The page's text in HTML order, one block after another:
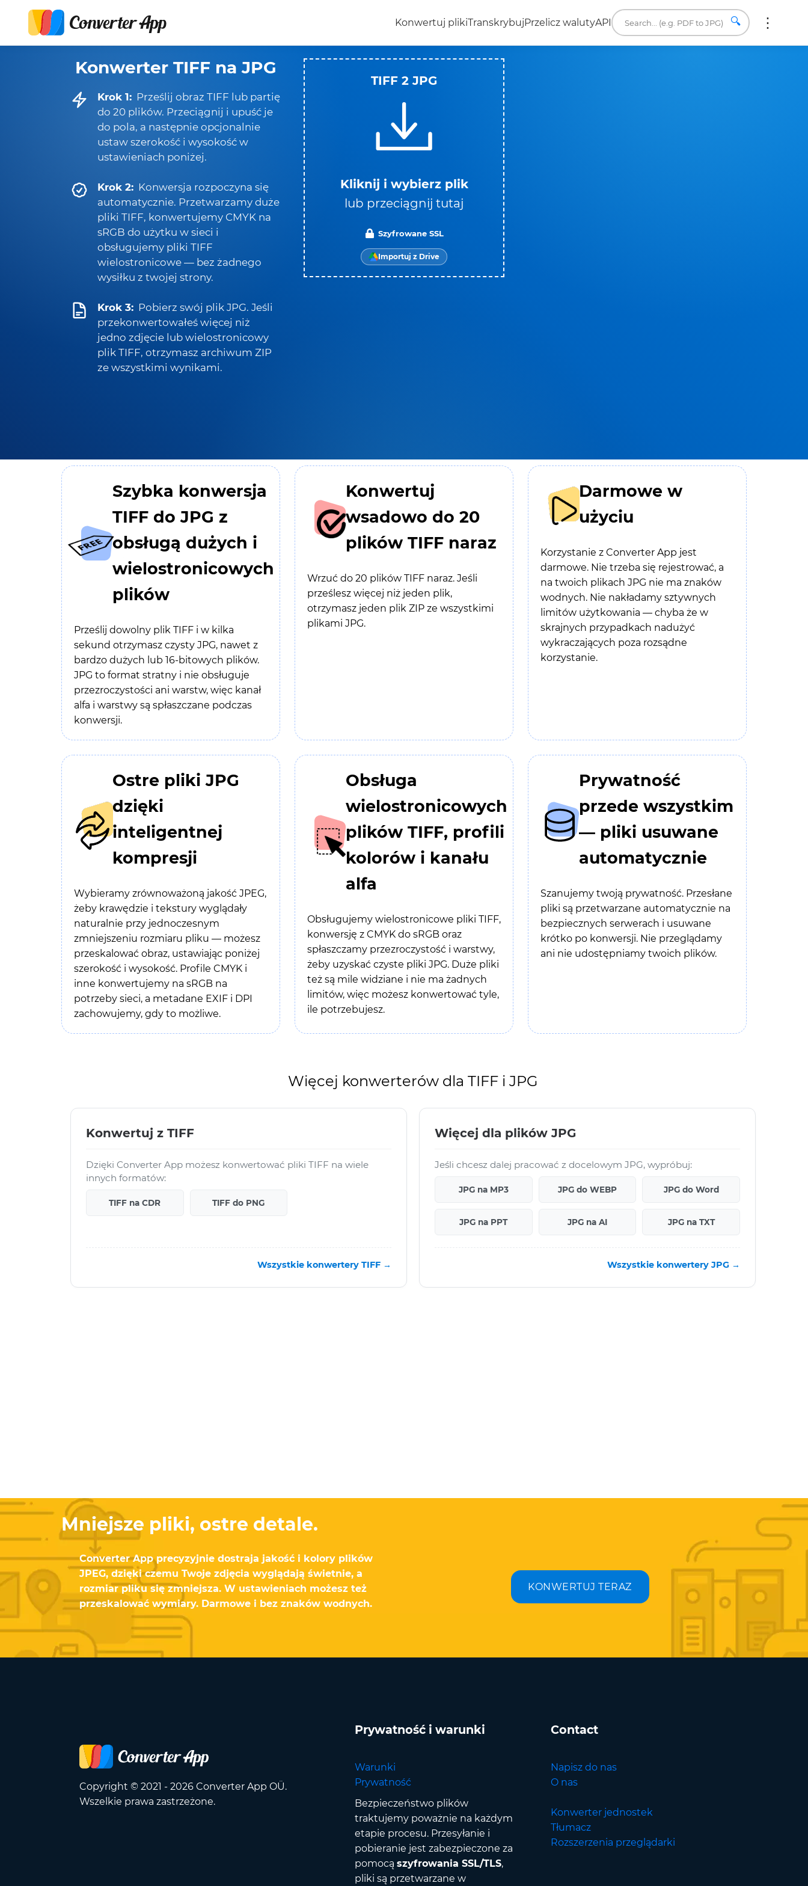
Konwertuj plikiTranskrybujPrzelicz walutyAPI 🔍
Konwerter TIFF na JPG
Krok 1: Prześlij obraz TIFF lub partię
do 20 plików. Przeciągnij i upuść je
do pola, a następnie opcjonalnie
ustaw szerokość i wysokość w
ustawieniach poniżej.
Krok 2: Konwersja rozpoczyna się
automatycznie. Przetwarzamy duże
pliki TIFF, konwertujemy CMYK na
sRGB do użytku w sieci i
obsługujemy pliki TIFF
wielostronicowe — bez żadnego
wysiłku z twojej strony.
Krok 3: Pobierz swój plik JPG. Jeśli
przekonwertowałeś więcej niż
jedno zdjęcie lub wielostronicowy
plik TIFF, otrzymasz archiwum ZIP
ze wszystkimi wynikami.
TIFF 2 JPG
Kliknij i wybierz plik
lub przeciągnij tutaj
Szyfrowane SSL
Importuj z Drive
Szybka konwersja
TIFF do JPG z
obsługą dużych i
wielostronicowych
plików
Prześlij dowolny plik TIFF i w kilka
sekund otrzymasz czysty JPG, nawet z
bardzo dużych lub 16-bitowych plików.
JPG to format stratny i nie obsługuje
przezroczystości ani warstw, więc kanał
alfa i warstwy są spłaszczane podczas
konwersji.
Konwertuj
wsadowo do 20
plików TIFF naraz
Wrzuć do 20 plików TIFF naraz. Jeśli
prześlesz więcej niż jeden plik,
otrzymasz jeden plik ZIP ze wszystkimi
plikami JPG.
Darmowe w
użyciu
Korzystanie z Converter App jest
darmowe. Nie trzeba się rejestrować, a
na twoich plikach JPG nie ma znaków
wodnych. Nie nakładamy sztywnych
limitów użytkowania — chyba że w
skrajnych przypadkach nadużyć
wykraczających poza rozsądne
korzystanie.
Ostre pliki JPG
dzięki
inteligentnej
kompresji
Wybieramy zrównoważoną jakość JPEG,
żeby krawędzie i tekstury wyglądały
naturalnie przy jednoczesnym
zmniejszeniu rozmiaru pliku — możesz
przeskalować obraz, ustawiając poniżej
szerokość i wysokość. Profile CMYK i
inne konwertujemy na sRGB na
potrzeby sieci, a metadane EXIF i DPI
zachowujemy, gdy to możliwe.
Obsługa
wielostronicowych
plików TIFF, profili
kolorów i kanału
alfa
Obsługujemy wielostronicowe pliki TIFF,
konwersję z CMYK do sRGB oraz
spłaszczamy przezroczystość i warstwy,
żeby uzyskać czyste pliki JPG. Duże pliki
też są mile widziane i nie ma żadnych
limitów, więc możesz konwertować tyle,
ile potrzebujesz.
Prywatność
przede wszystkim
— pliki usuwane
automatycznie
Szanujemy twoją prywatność. Przesłane
pliki są przetwarzane automatycznie na
bezpiecznych serwerach i usuwane
krótko po konwersji. Nie przeglądamy
ani nie udostępniamy twoich plików.
Więcej konwerterów dla TIFF i JPG
Konwertuj z TIFF
Dzięki Converter App możesz konwertować pliki TIFF na wiele
innych formatów:
TIFF na CDR TIFF do PNG
Wszystkie konwertery TIFF →
Więcej dla plików JPG
Jeśli chcesz dalej pracować z docelowym JPG, wypróbuj:
JPG na MP3 JPG do WEBP JPG do Word
JPG na PPT JPG na AI JPG na TXT
Wszystkie konwertery JPG →
Mniejsze pliki, ostre detale.
Converter App precyzyjnie dostraja jakość i kolory plików
JPEG, dzięki czemu Twoje zdjęcia wyglądają świetnie, a
rozmiar pliku się zmniejsza. W ustawieniach możesz też
przeskalować wymiary. Darmowe i bez znaków wodnych.
KONWERTUJ TERAZ
Copyright © 2021 - 2026 Converter App OÜ.
Wszelkie prawa zastrzeżone.
Prywatność i warunki
Warunki
Prywatność
Bezpieczeństwo plików
traktujemy poważnie na każdym
etapie procesu. Przesyłanie i
pobieranie jest zabezpieczone za
pomocą szyfrowania SSL/TLS,
pliki są przetwarzane w
Contact
Napisz do nas
O nas
Konwerter jednostek
Tłumacz
Rozszerzenia przeglądarki